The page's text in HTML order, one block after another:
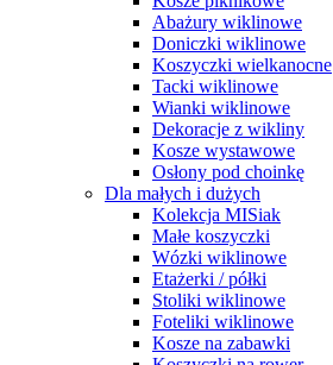
Abażury wiklinowe
Doniczki wiklinowe
Koszyczki wielkanocne
Tacki wiklinowe
Wianki wiklinowe
Dekoracje z wikliny
Kosze wystawowe
Osłony pod choinkę
Dla małych i dużych
Kolekcja MISiak
Małe koszyczki
Wózki wiklinowe
Etażerki / półki
Stoliki wiklinowe
Foteliki wiklinowe
Kosze na zabawki